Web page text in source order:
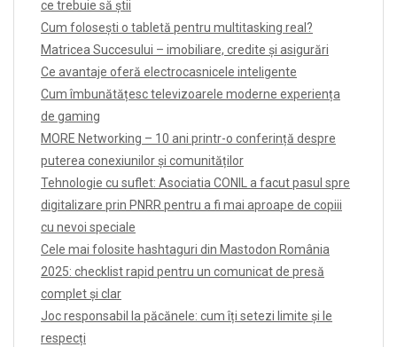
ce trebuie să știi
Cum folosești o tabletă pentru multitasking real?
Matricea Succesului – imobiliare, credite și asigurări
Ce avantaje oferă electrocasnicele inteligente
Cum îmbunătățesc televizoarele moderne experiența
de gaming
MORE Networking – 10 ani printr-o conferință despre
puterea conexiunilor și comunităților
Tehnologie cu suflet: Asociatia CONIL a facut pasul spre
digitalizare prin PNRR pentru a fi mai aproape de copiii
cu nevoi speciale
Cele mai folosite hashtaguri din Mastodon România
2025: checklist rapid pentru un comunicat de presă
complet și clar
Joc responsabil la păcănele: cum îți setezi limite și le
respecți